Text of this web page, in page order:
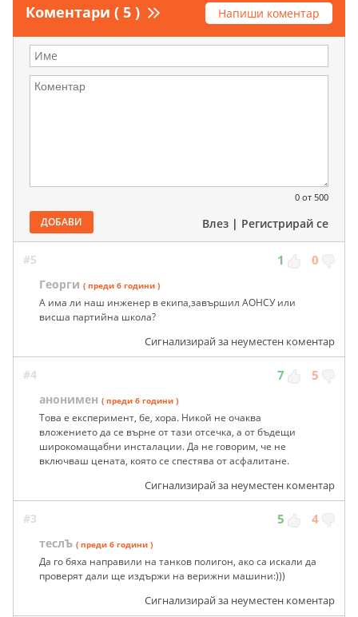
Коментари ( 5 ) Напиши коментар
0 от 500
ДОБАВИ Влез | Регистрирай се
#5 1 0
Георги ( преди 6 години )
А има ли наш инженер в екипа,завършил АОНСУ или
висша партийна школа?
Сигнализирай за неуместен коментар
#4 7 5
анонимен ( преди 6 години )
Това е експеримент, бе, хора. Никой не очаква
вложението да се върне от тази отсечка, а от бъдещи
широкомащабни инсталации. Да не говорим, че не
включваш цената, която се спестява от асфалитане.
Сигнализирай за неуместен коментар
#3 5 4
теслЪ ( преди 6 години )
Да го бяха направили на танков полигон, ако са искали да
проверят дали ще издържи на верижни машини:)))
Сигнализирай за неуместен коментар